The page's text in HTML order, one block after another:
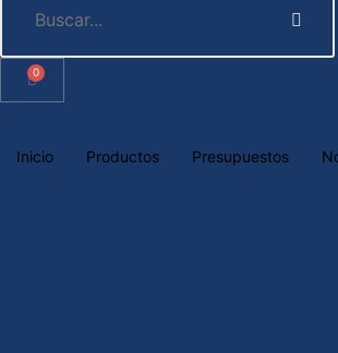
0
Inicio Productos Presupuestos